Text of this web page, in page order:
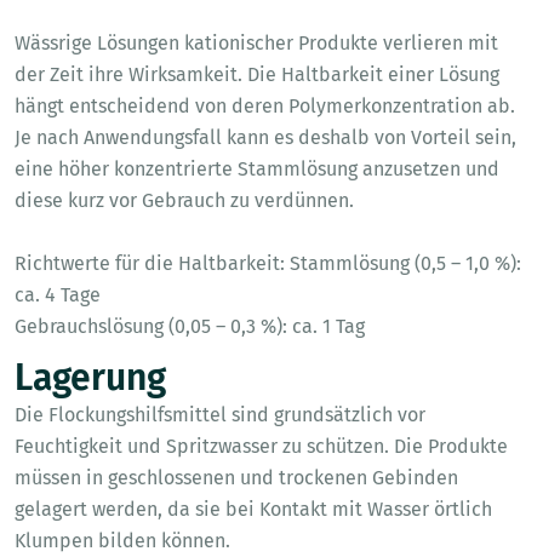
Wässrige Lösungen kationischer Produkte verlieren mit
der Zeit ihre Wirksamkeit. Die Haltbarkeit einer Lösung
hängt entscheidend von deren Polymerkonzentration ab.
Je nach Anwendungsfall kann es deshalb von Vorteil sein,
eine höher konzentrierte Stammlösung anzusetzen und
diese kurz vor Gebrauch zu verdünnen.
Richtwerte für die Haltbarkeit: Stammlösung (0,5 – 1,0 %):
ca. 4 Tage
Gebrauchslösung (0,05 – 0,3 %): ca. 1 Tag
Lagerung
Die Flockungshilfsmittel sind grundsätzlich vor
Feuchtigkeit und Spritzwasser zu schützen. Die Produkte
müssen in geschlossenen und trockenen Gebinden
gelagert werden, da sie bei Kontakt mit Wasser örtlich
Klumpen bilden können.